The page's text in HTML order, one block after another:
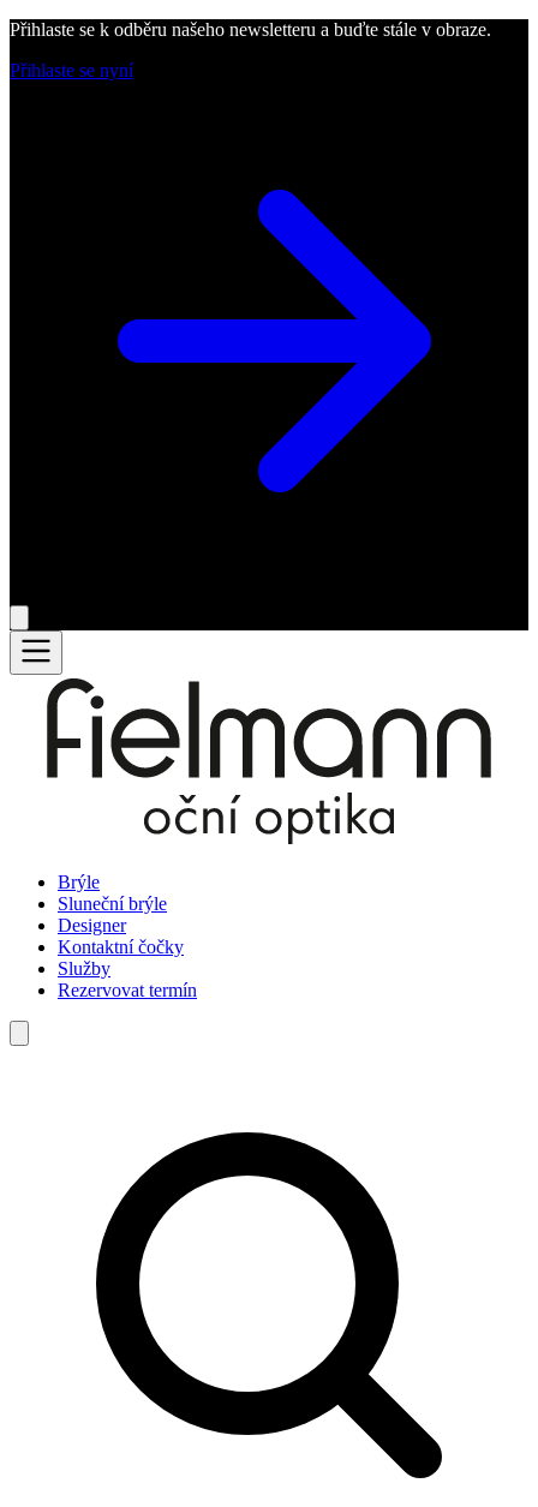
Přihlaste se k odběru našeho newsletteru a buďte stále v obraze.
Přihlaste se nyní
Brýle
Sluneční brýle
Designer
Kontaktní čočky
Služby
Rezervovat termín